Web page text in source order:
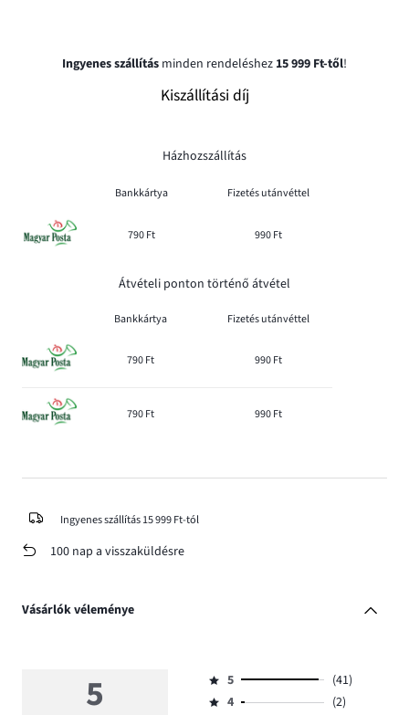
Ingyenes szállítás minden rendeléshez 15 999 Ft-től!
Kiszállítási díj
Házhozszállítás
Bankkártya Fizetés utánvéttel
790 Ft 990 Ft
Átvételi ponton történő átvétel
Bankkártya Fizetés utánvéttel
790 Ft 990 Ft
790 Ft 990 Ft
Ingyenes szállítás 15 999 Ft-tól
100 nap a visszaküldésre
Vásárlók véleménye
5
Osztályzat
5,
5
(41)
Osztályzat
4
(2)